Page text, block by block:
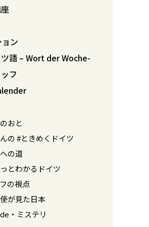
ン
語 – Wort der Woche-
フ
おと
の #ときめくドイツ
の道
とわかるドイツ
の視点
が見た日本
・ミステリ